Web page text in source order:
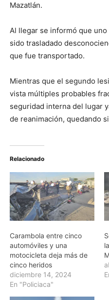
Mazatlán.
Al llegar se informó que
sido trasladado
que fue transportado.
Mientras que el segundo
vista múltiples probables
seguridad interna del lugar
de reanimación, quedando
Relacionado
Carambola entre cinco
automóviles y una
motocicleta deja más de
cinco heridos
diciembre 14, 2024
En "Policiaca"